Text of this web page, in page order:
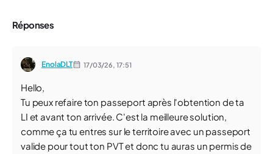
Réponses
EnolaDLT 17/03/26, 17:51
Hello,
Tu peux refaire ton passeport après l'obtention de ta
LI et avant ton arrivée. C'est la meilleure solution,
comme ça tu entres sur le territoire avec un passeport
valide pour tout ton PVT et donc tu auras un permis de